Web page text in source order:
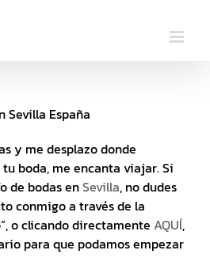
Sevilla España
y me desplazo donde
boda, me encanta viajar. Si
de bodas enSevilla, no dudes
conmigo a través de la
o clicando directamente AQUÍ,
para que podamos empezar